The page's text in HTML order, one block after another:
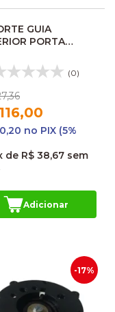
GUIA
PORTA
(0)
no PIX (5%
de R$ 38,67 sem
Adicionar
-17%